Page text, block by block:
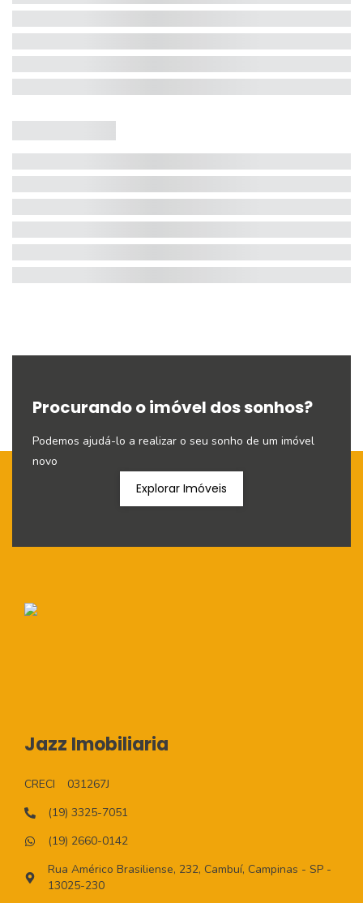
Procurando o imóvel dos sonhos?
Podemos ajudá-lo a realizar o seu sonho de um imóvel
novo
Explorar Imóveis
Jazz Imobiliaria
CRECI
031267J
(19) 3325-7051
(19) 2660-0142
Rua Américo Brasiliense, 232, Cambuí, Campinas - SP -
13025-230